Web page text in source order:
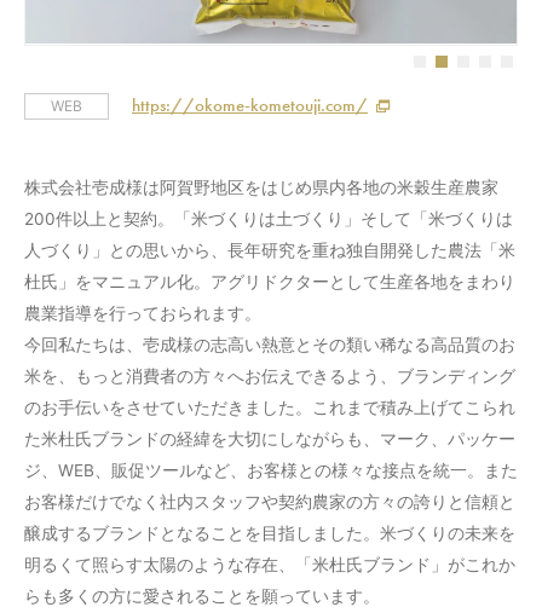
WEB https://okome-kometouji.com/
株式会社壱成様は阿賀野地区をはじめ県内各地の米穀生産農家
200件以上と契約。「米づくりは土づくり」そして「米づくりは
人づくり」との思いから、長年研究を重ね独自開発した農法「米
杜氏」をマニュアル化。アグリドクターとして生産各地をまわり
農業指導を行っておられます。
今回私たちは、壱成様の志高い熱意とその類い稀なる高品質のお
米を、もっと消費者の方々へお伝えできるよう、ブランディング
のお手伝いをさせていただきました。これまで積み上げてこられ
た米杜氏ブランドの経緯を大切にしながらも、マーク、パッケー
ジ、WEB、販促ツールなど、お客様との様々な接点を統一。また
お客様だけでなく社内スタッフや契約農家の方々の誇りと信頼と
醸成するブランドとなることを目指しました。米づくりの未来を
明るくて照らす太陽のような存在、「米杜氏ブランド」がこれか
らも多くの方に愛されることを願っています。